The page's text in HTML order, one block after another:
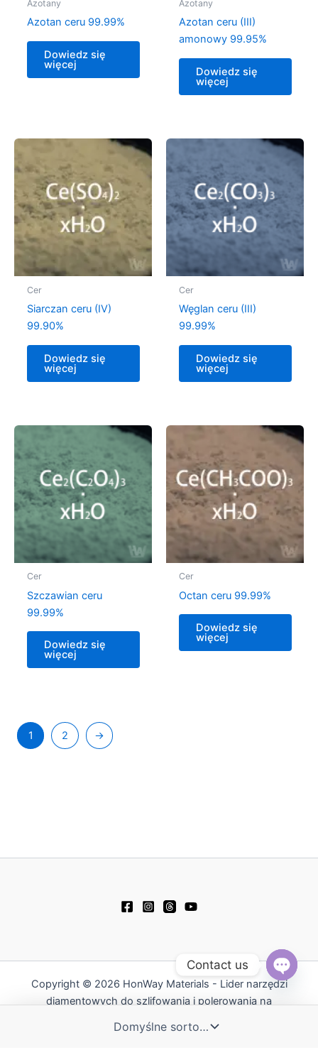
Azotany
Azotan ceru 99.99%
Dowiedz się
więcej
Azotany
Azotan ceru (III)
amonowy 99.95%
Dowiedz się
więcej
Cer
Siarczan ceru (IV)
99.90%
Dowiedz się
więcej
Cer
Węglan ceru (III)
99.99%
Dowiedz się
więcej
Cer
Szczawian ceru
99.99%
Dowiedz się
więcej
Cer
Octan ceru 99.99%
Dowiedz się
więcej
1 2 →
Copyright © 2026 HonWay Materials - Lider narzędzi
diamentowych do szlifowania i polerowania na
Contact us
Open